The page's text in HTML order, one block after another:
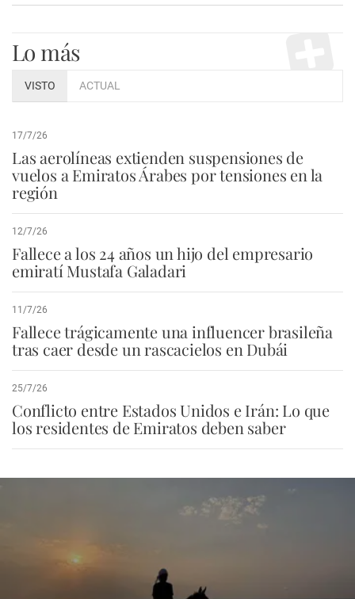
Lo más
VISTO ACTUAL
17/7/26
Las aerolíneas extienden suspensiones de
vuelos a Emiratos Árabes por tensiones en la
región
12/7/26
Fallece a los 24 años un hijo del empresario
emiratí Mustafa Galadari
11/7/26
Fallece trágicamente una influencer brasileña
tras caer desde un rascacielos en Dubái
25/7/26
Conflicto entre Estados Unidos e Irán: Lo que
los residentes de Emiratos deben saber